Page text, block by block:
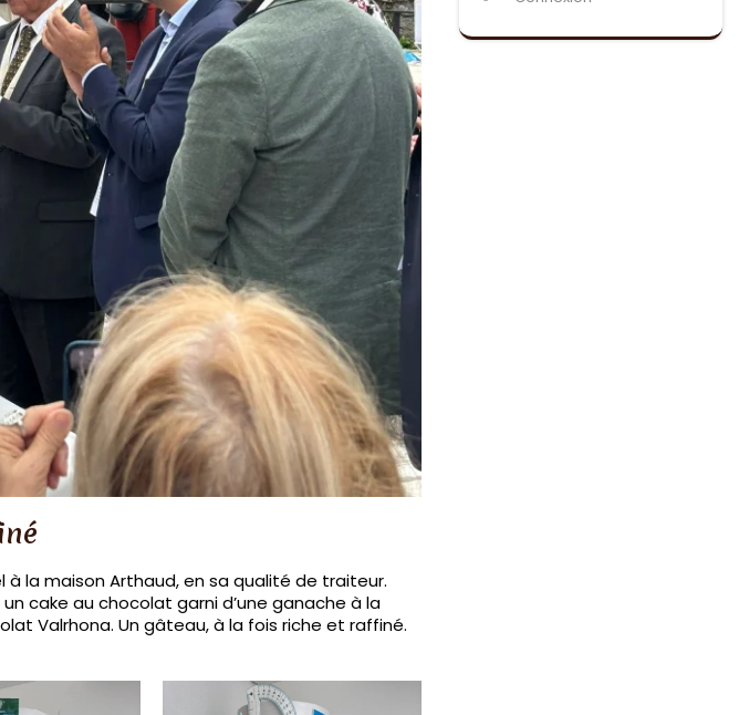
la maison Arthaud, en sa qualité de traiteur.
cake au chocolat garni d’une ganache à la
Valrhona. Un gâteau, à la fois riche et raffiné.